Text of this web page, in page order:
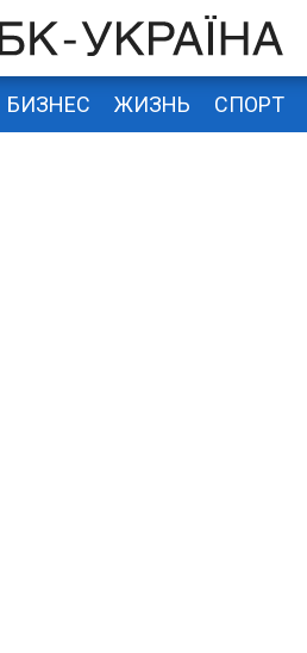
БИЗНЕС ЖИЗНЬ СПОРТ